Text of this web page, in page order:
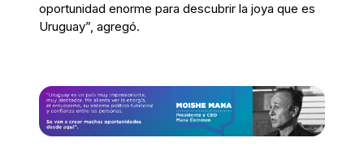
oportunidad enorme para descubrir la joya que es
Uruguay”, agregó.